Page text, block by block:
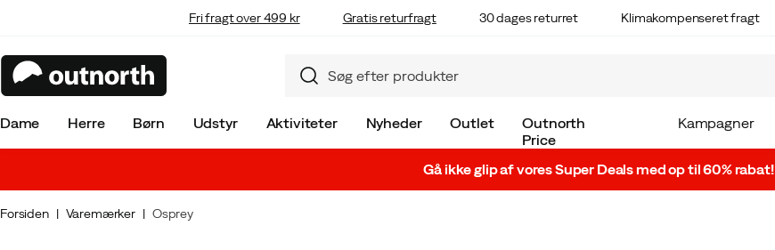
Fri fragt over 499 kr Gratis returfragt 30 dages returret Klimakompenseret fragt
Dame Herre Børn Udstyr Aktiviteter Nyheder Outlet
Outnorth
Price
Kampagner
Gå ikke glip af vores Super Deals med op til 60% rabat!
Forsiden Varemærker Osprey